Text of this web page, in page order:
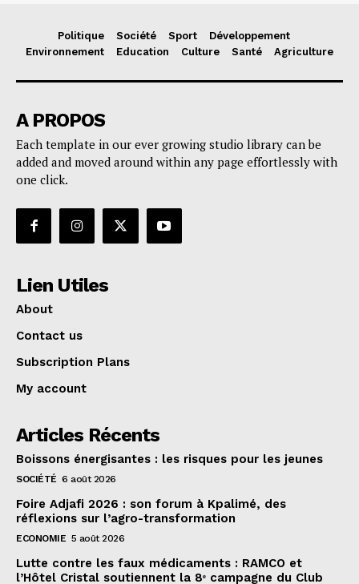
Politique Société Sport
Développement
Environnement
Education Culture Santé Agriculture
A PROPOS
Each template in our ever growing studio library can be
added and moved around within any page effortlessly with
one click.
Lien Utiles
About
Contact us
Subscription Plans
My account
Articles Récents
Boissons énergisantes : les risques pour les jeunes
SOCIÉTÉ 6 août 2026
Foire Adjafi 2026 : son forum à Kpalimé, des
réflexions sur l’agro-transformation
ECONOMIE 5 août 2026
Lutte contre les faux médicaments : RAMCO et
l’Hôtel Cristal soutiennent la 8ᵉ campagne du Club